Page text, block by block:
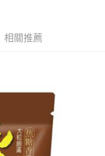
相關推薦